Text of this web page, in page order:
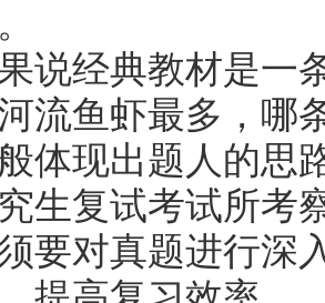
经典教材是一条
流鱼虾最多，哪
体现出题人的思
生复试考试所考
要对真题进行深